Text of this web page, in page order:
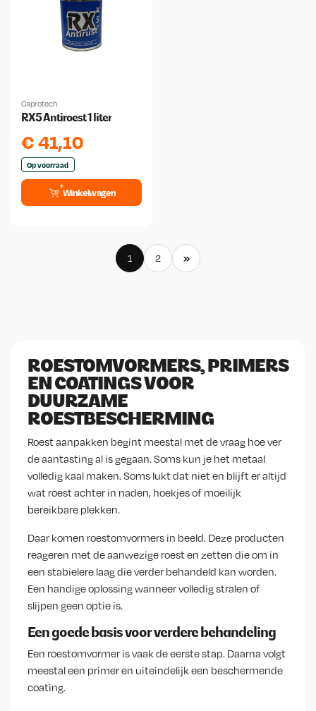
Caprotech
RX5 Antiroest 1 liter
€41,10
Op voorraad
Winkelwagen
1 2 »
ROESTOMVORMERS, PRIMERS
EN COATINGS VOOR
DUURZAME
ROESTBESCHERMING
Roest aanpakken begint meestal met de vraag hoe ver
de aantasting al is gegaan. Soms kun je het metaal
volledig kaal maken. Soms lukt dat niet en blijft er altijd
wat roest achter in naden, hoekjes of moeilijk
bereikbare plekken.
Daar komen roestomvormers in beeld. Deze producten
reageren met de aanwezige roest en zetten die om in
een stabielere laag die verder behandeld kan worden.
Een handige oplossing wanneer volledig stralen of
slijpen geen optie is.
Een goede basis voor verdere behandeling
Een roestomvormer is vaak de eerste stap. Daarna volgt
meestal een primer en uiteindelijk een beschermende
coating.